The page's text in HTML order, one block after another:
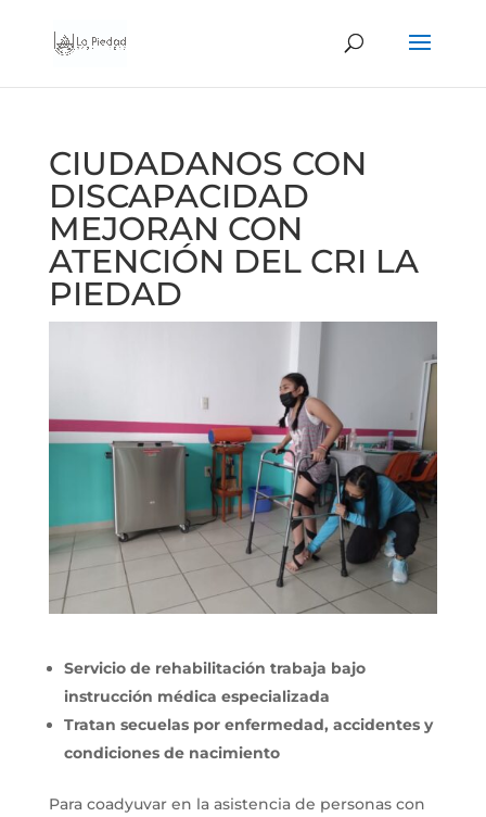
CIUDADANOS CON
DISCAPACIDAD
MEJORAN CON
ATENCIÓN DEL CRI LA
PIEDAD
Servicio de rehabilitación trabaja bajo
instrucción médica especializada
Tratan secuelas por enfermedad, accidentes y
condiciones de nacimiento
Para coadyuvar en la asistencia de personas con